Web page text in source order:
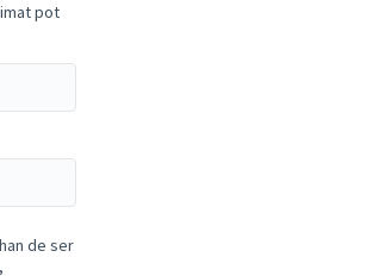
pot
de ser